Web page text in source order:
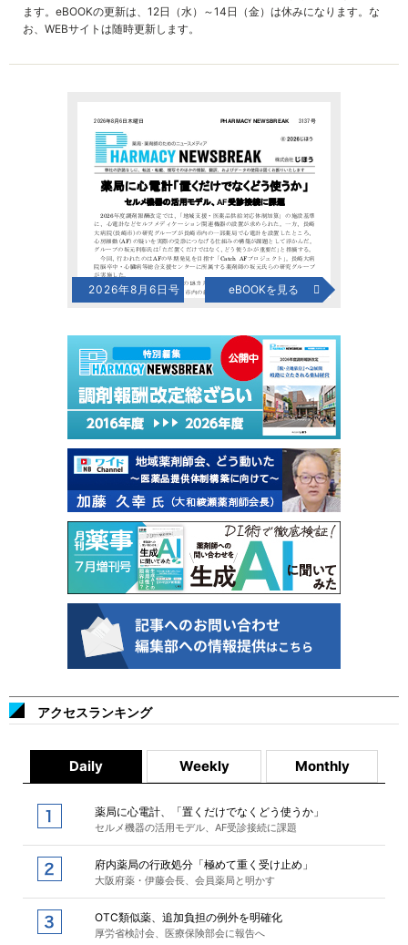
ます。eBOOKの更新は、12日（水）～14日（金）は休みになります。な
お、WEBサイトは随時更新します。
2026年8月6日号 eBOOKを見る
アクセスランキング
Daily Weekly Monthly
薬局に心電計、「置くだけでなくどう使うか」
セルメ機器の活用モデル、AF受診接続に課題
府内薬局の行政処分「極めて重く受け止め」
大阪府薬・伊藤会長、会員薬局と明かす
OTC類似薬、追加負担の例外を明確化
厚労省検討会、医療保険部会に報告へ